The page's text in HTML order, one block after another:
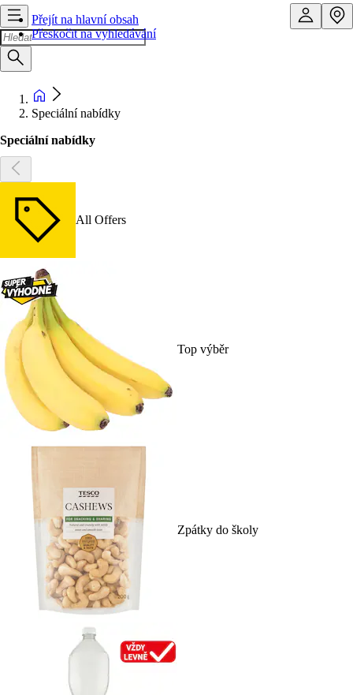
Přejít na hlavní obsah
Přeskočit na vyhledávání
Speciální nabídky
Speciální nabídky
All Offers
Top výběr
Zpátky do školy